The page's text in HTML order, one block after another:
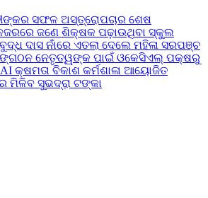
ସଫଳ ଅସ୍ତ୍ରୋପଚାର ଶେଷ
ଜଣେ ଶିକ୍ଷକ ପଢ଼ାଉଥିବା ସ୍କୁଲ
ଦାସ ନାଁରେ ଏତଲା ଦେଲେ ମହିଳା ସରପଞ୍ଚ
ନେତୃତ୍ୱଙ୍କ ପାଇଁ ଓକେସିଏଲ୍ ପକ୍ଷରୁ
କ୍ଷମତା ବିକାଶ କର୍ମଶାଳା ଆୟୋଜିତ
ମିଳିବ ସୁଭଦ୍ରା ଟଙ୍କା